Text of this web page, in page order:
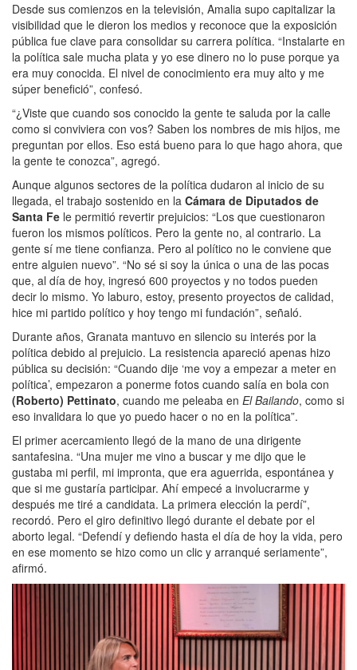
Desde sus comienzos en la televisión, Amalia supo capitalizar la
visibilidad que le dieron los medios y reconoce que la exposición
pública fue clave para consolidar su carrera política. “Instalarte en
la política sale mucha plata y yo ese dinero no lo puse porque ya
era muy conocida. El nivel de conocimiento era muy alto y me
súper benefició”, confesó.
“¿Viste que cuando sos conocido la gente te saluda por la calle
como si conviviera con vos? Saben los nombres de mis hijos, me
preguntan por ellos. Eso está bueno para lo que hago ahora, que
la gente te conozca”, agregó.
Aunque algunos sectores de la política dudaron al inicio de su
llegada, el trabajo sostenido en la Cámara de Diputados de
Santa Fe le permitió revertir prejuicios: “Los que cuestionaron
fueron los mismos políticos. Pero la gente no, al contrario. La
gente sí me tiene confianza. Pero al político no le conviene que
entre alguien nuevo”. “No sé si soy la única o una de las pocas
que, al día de hoy, ingresó 600 proyectos y no todos pueden
decir lo mismo. Yo laburo, estoy, presento proyectos de calidad,
hice mi partido político y hoy tengo mi fundación”, señaló.
Durante años, Granata mantuvo en silencio su interés por la
política debido al prejuicio. La resistencia apareció apenas hizo
pública su decisión: “Cuando dije ‘me voy a empezar a meter en
política’, empezaron a ponerme fotos cuando salía en bola con
(Roberto) Pettinato, cuando me peleaba en El Bailando, como si
eso invalidara lo que yo puedo hacer o no en la política”.
El primer acercamiento llegó de la mano de una dirigente
santafesina. “Una mujer me vino a buscar y me dijo que le
gustaba mi perfil, mi impronta, que era aguerrida, espontánea y
que si me gustaría participar. Ahí empecé a involucrarme y
después me tiré a candidata. La primera elección la perdí”,
recordó. Pero el giro definitivo llegó durante el debate por el
aborto legal. “Defendí y defiendo hasta el día de hoy la vida, pero
en ese momento se hizo como un clic y arranqué seriamente”,
afirmó.